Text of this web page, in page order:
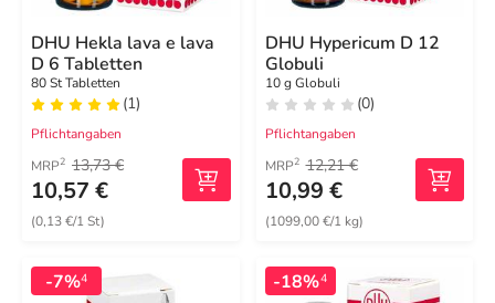
DHU Hekla lava e lava
D 6 Tabletten
80 St Tabletten
(1)
Pflichtangaben
MRP2 13,73 €
10,57 €
(0,13 €/1 St)
DHU Hypericum D 12
Globuli
10 g Globuli
(0)
Pflichtangaben
MRP2 12,21 €
10,99 €
(1099,00 €/1 kg)
-7%4 -18%4